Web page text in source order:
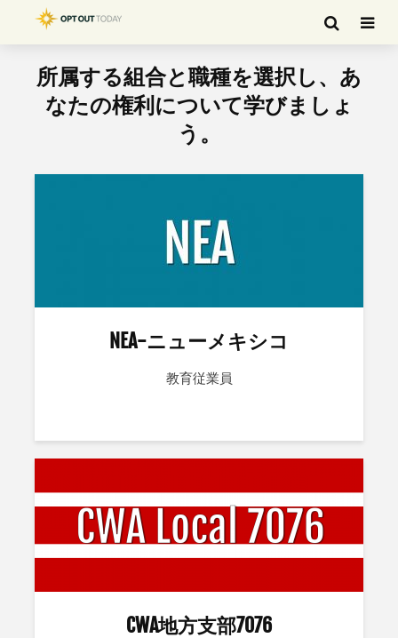
所属する組合と職種を選択し、あ
なたの権利について学びましょ
う。
NEA-ニューメキシコ
教育従業員
CWA地方支部7076